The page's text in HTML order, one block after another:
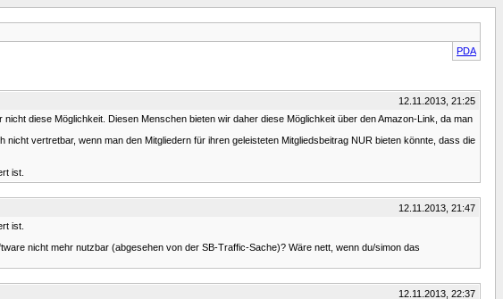
PDA
12.11.2013, 21:25
diese Möglichkeit. Diesen Menschen bieten wir daher diese Möglichkeit über den Amazon-Link, da man
vertretbar, wenn man den Mitgliedern für ihren geleisteten Mitgliedsbeitrag NUR bieten könnte, dass die
ist.
12.11.2013, 21:47
ist.
nicht mehr nutzbar (abgesehen von der SB-Traffic-Sache)? Wäre nett, wenn du/simon das
12.11.2013, 22:37